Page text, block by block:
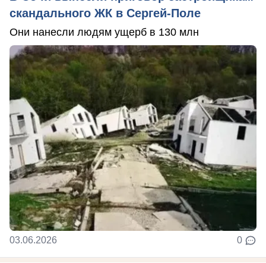
скандального ЖК в Сергей-Поле
Они нанесли людям ущерб в 130 млн
03.06.2026 0